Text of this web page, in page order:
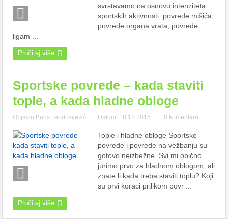
svrstavamo na osnovu intenziteta
sportskih aktivnosti: povrede mišića,
povrede organa vrata, povrede
ligam ...
Pročitaj više
Sportske povrede – kada staviti
tople, a kada hladne obloge
Objavio Boris Teodosijević Datum: 18.12.2015. 0 komentara
Tople i hladne obloge Sportske
povrede i povrede na vežbanju su
gotovo neizbežne. Svi mi obično
jurimo prvo za hladnom oblogom, ali
znate li kada treba staviti toplu? Koji
su prvi koraci prilikom povr ...
Pročitaj više